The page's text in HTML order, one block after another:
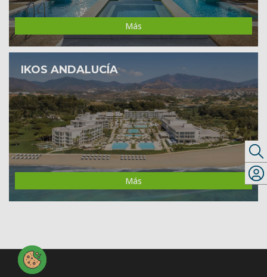
Más
IKOS ANDALUCÍA
Más